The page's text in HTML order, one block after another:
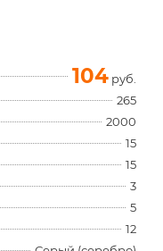
104 руб.
265
2000
15
15
3
5
12